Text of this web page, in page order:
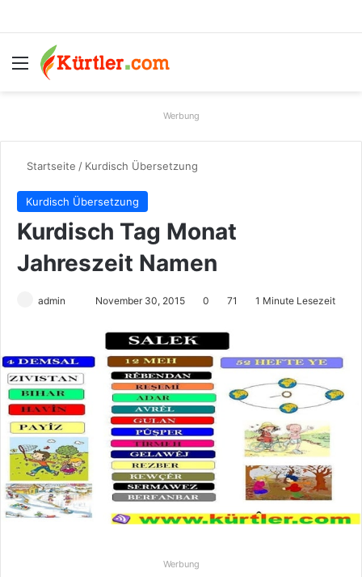
Menü
Werbung
Startseite / Kurdisch Übersetzung
Kurdisch Übersetzung
Kurdisch Tag Monat
Jahreszeit Namen
admin
d
e
u
n
s
e
i
n
e
November 30, 2015 0 71 1 Minute Lesezeit
Werbung